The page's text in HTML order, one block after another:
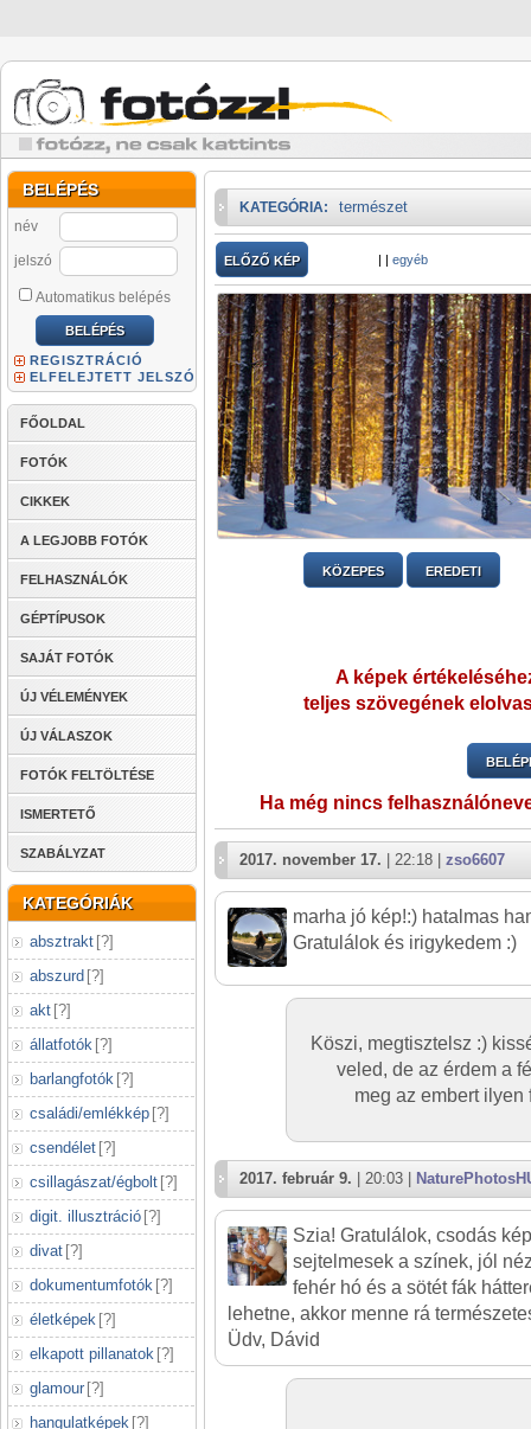
BELÉPÉS
név
jelszó
Automatikus belépés
REGISZTRÁCIÓ
ELFELEJTETT JELSZÓ
FŐOLDAL
FOTÓK
CIKKEK
A LEGJOBB FOTÓK
FELHASZNÁLÓK
GÉPTÍPUSOK
SAJÁT FOTÓK
ÚJ VÉLEMÉNYEK
ÚJ VÁLASZOK
FOTÓK FELTÖLTÉSE
ISMERTETŐ
SZABÁLYZAT
KATEGÓRIÁK
absztrakt [?]
abszurd [?]
akt [?]
állatfotók [?]
barlangfotók [?]
családi/emlékkép [?]
csendélet [?]
csillagászat/égbolt [?]
digit. illusztráció [?]
divat [?]
dokumentumfotók [?]
életképek [?]
elkapott pillanatok [?]
glamour [?]
hangulatképek [?]
KATEGÓRIA: természet
ELŐZŐ KÉP | | egyéb
KÖZEPES EREDETI
A képek
teljes szövegének
Ha még nincs
2017. november 17. | 22:18 | zso6607
marha jó kép!:) hatalmas
Gratulálok és irigykedem :)
Köszi, megtisztelsz :)
veled, de az érdem a
meg az embert ilyen
2017. február 9. | 20:03 |
Szia! Gratulálok, csodás
sejtelmesek a színek, jól
fehér hó és a sötét fák
lehetne, akkor menne rá
Üdv, Dávid